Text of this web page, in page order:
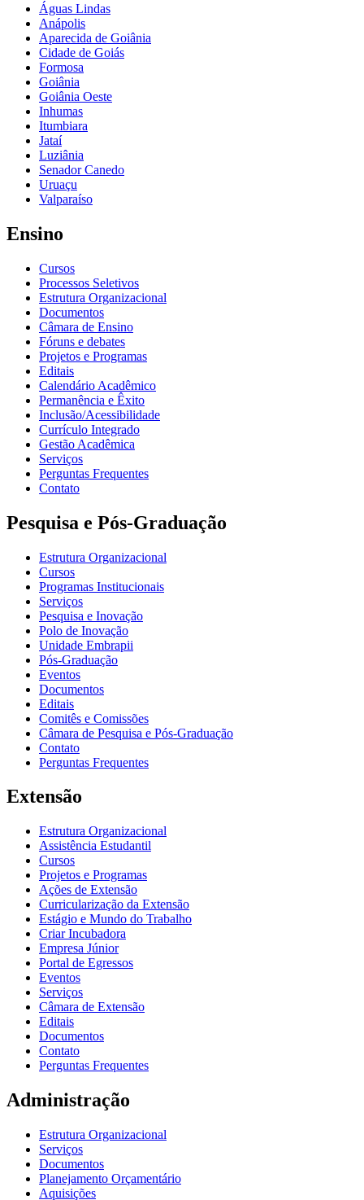
Águas Lindas
Anápolis
Aparecida de Goiânia
Cidade de Goiás
Formosa
Goiânia
Goiânia Oeste
Inhumas
Itumbiara
Jataí
Luziânia
Senador Canedo
Uruaçu
Valparaíso
Ensino
Cursos
Processos Seletivos
Estrutura Organizacional
Documentos
Câmara de Ensino
Fóruns e debates
Projetos e Programas
Editais
Calendário Acadêmico
Permanência e Êxito
Inclusão/Acessibilidade
Currículo Integrado
Gestão Acadêmica
Serviços
Perguntas Frequentes
Contato
Pesquisa e Pós-Graduação
Estrutura Organizacional
Cursos
Programas Institucionais
Serviços
Pesquisa e Inovação
Polo de Inovação
Unidade Embrapii
Pós-Graduação
Eventos
Documentos
Editais
Comitês e Comissões
Câmara de Pesquisa e Pós-Graduação
Contato
Perguntas Frequentes
Extensão
Estrutura Organizacional
Assistência Estudantil
Cursos
Projetos e Programas
Ações de Extensão
Curricularização da Extensão
Estágio e Mundo do Trabalho
Criar Incubadora
Empresa Júnior
Portal de Egressos
Eventos
Serviços
Câmara de Extensão
Editais
Documentos
Contato
Perguntas Frequentes
Administração
Estrutura Organizacional
Serviços
Documentos
Planejamento Orçamentário
Aquisições